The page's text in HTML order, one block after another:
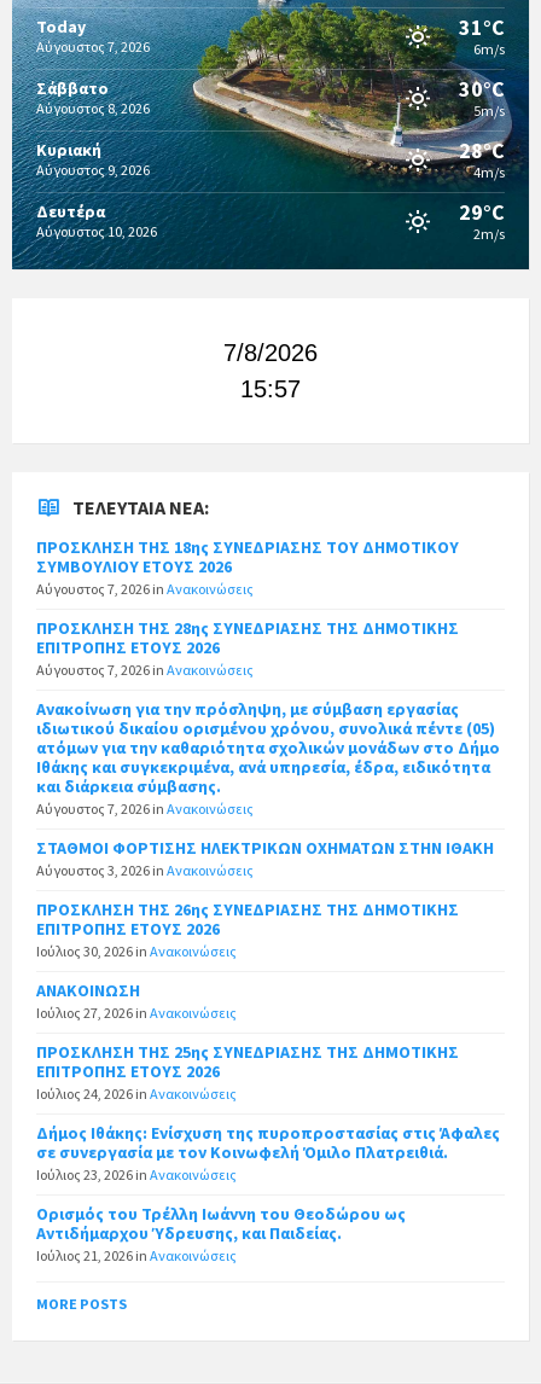
Today
Αύγουστος 7, 2026
31°C
6m/s
Σάββατο
Αύγουστος 8, 2026
30°C
5m/s
Κυριακή
Αύγουστος 9, 2026
28°C
4m/s
Δευτέρα
Αύγουστος 10, 2026
29°C
2m/s
7/8/2026
15:57
ΤΕΛΕΥΤΑΊΑ ΝΈΑ:
ΠΡΟΣΚΛΗΣΗ ΤΗΣ 18ης ΣΥΝΕΔΡΙΑΣΗΣ ΤΟΥ ΔΗΜΟΤΙΚΟΥ
ΣΥΜΒΟΥΛΙΟΥ ΕΤΟΥΣ 2026
Αύγουστος 7, 2026 in Ανακοινώσεις
ΠΡΟΣΚΛΗΣΗ ΤΗΣ 28ης ΣΥΝΕΔΡΙΑΣΗΣ ΤΗΣ ΔΗΜΟΤΙΚΗΣ
ΕΠΙΤΡΟΠΗΣ ΕΤΟΥΣ 2026
Αύγουστος 7, 2026 in Ανακοινώσεις
Ανακοίνωση για την πρόσληψη, με σύμβαση εργασίας
ιδιωτικού δικαίου ορισμένου χρόνου, συνολικά πέντε (05)
ατόμων για την καθαριότητα σχολικών μονάδων στο Δήμο
Ιθάκης και συγκεκριμένα, ανά υπηρεσία, έδρα, ειδικότητα
και διάρκεια σύμβασης.
Αύγουστος 7, 2026 in Ανακοινώσεις
ΣΤΑΘΜΟΙ ΦΟΡΤΙΣΗΣ ΗΛΕΚΤΡΙΚΩΝ ΟΧΗΜΑΤΩΝ ΣΤΗΝ ΙΘΑΚΗ
Αύγουστος 3, 2026 in Ανακοινώσεις
ΠΡΟΣΚΛΗΣΗ ΤΗΣ 26ης ΣΥΝΕΔΡΙΑΣΗΣ ΤΗΣ ΔΗΜΟΤΙΚΗΣ
ΕΠΙΤΡΟΠΗΣ ΕΤΟΥΣ 2026
Ιούλιος 30, 2026 in Ανακοινώσεις
ΑΝΑΚΟΙΝΩΣΗ
Ιούλιος 27, 2026 in Ανακοινώσεις
ΠΡΟΣΚΛΗΣΗ ΤΗΣ 25ης ΣΥΝΕΔΡΙΑΣΗΣ ΤΗΣ ΔΗΜΟΤΙΚΗΣ
ΕΠΙΤΡΟΠΗΣ ΕΤΟΥΣ 2026
Ιούλιος 24, 2026 in Ανακοινώσεις
Δήμος Ιθάκης: Ενίσχυση της πυροπροστασίας στις Άφαλες
σε συνεργασία με τον Κοινωφελή Όμιλο Πλατρειθιά.
Ιούλιος 23, 2026 in Ανακοινώσεις
Ορισμός του Τρέλλη Ιωάννη του Θεοδώρου ως
Αντιδήμαρχου Ύδρευσης, και Παιδείας.
Ιούλιος 21, 2026 in Ανακοινώσεις
MORE POSTS